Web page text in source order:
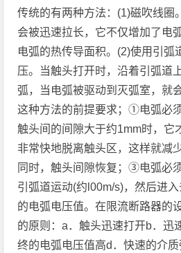
传统的有两种方法：(1)磁吹线圈
会被迅速拉长，它不仅增加了电
电弧的热传导面积。(2)使用引弧
压。当触头打开时，沿着引弧道
弧，当电弧被驱动到灭弧室，就
这种方法的前提要求；①电弧必
触头间的间隙大于约1mm时，
非常快地脱离触头区，这样就减
同时，触头间隙恢复；③电弧必
引弧道运动(约l00m/s)，然后进
的电弧电压值。在限流断路器的
的原则：a．触头迅速打开b．迅
终的电弧电压值高d．快速的介